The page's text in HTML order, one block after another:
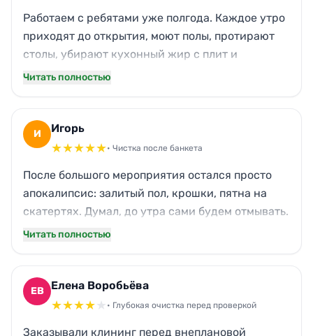
Работаем с ребятами уже полгода. Каждое утро
приходят до открытия, моют полы, протирают
столы, убирают кухонный жир с плит и
фартуков. В зале всегда приятно находиться,
вежливые, знают наше расписание и не мешают
готовке.
Читать полностью
И Игорь
★★★★★• Чистка после банкета
После большого мероприятия остался просто
апокалипсис: залитый пол, крошки, пятна на
скатертях. Думал, до утра сами будем отмывать.
Но специалисты справились за три часа —
ничего и не было. Спасибо, что выручаете в
такие моменты!
Читать полностью
ЕВ Елена Воробьёва
★★★★★ • Глубокая очистка перед проверкой
Заказывали клининг перед внеплановой